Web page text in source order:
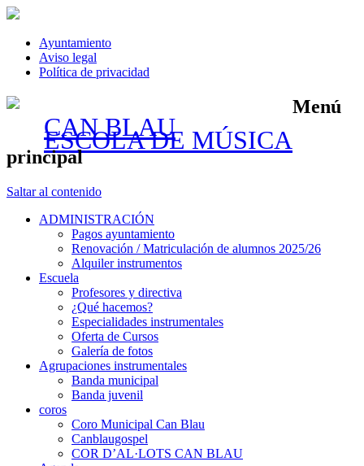
Ayuntamiento
Aviso legal
Política de privacidad
CAN BLAU
ESCOLA DE MÚSICA
Menú
principal
Saltar al contenido
ADMINISTRACIÓN
Pagos ayuntamiento
Renovación / Matriculación de alumnos 2025/26
Alquiler instrumentos
Escuela
Profesores y directiva
¿Qué hacemos?
Especialidades instrumentales
Oferta de Cursos
Galería de fotos
Agrupaciones instrumentales
Banda municipal
Banda juvenil
coros
Coro Municipal Can Blau
Canblaugospel
COR D’AL·LOTS CAN BLAU